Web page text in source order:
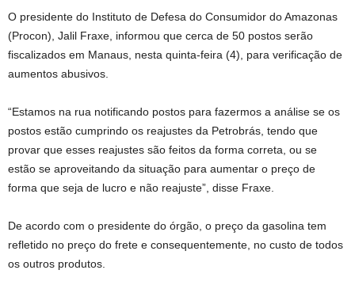
O presidente do Instituto de Defesa do Consumidor do Amazonas
(Procon), Jalil Fraxe, informou que cerca de 50 postos serão
fiscalizados em Manaus, nesta quinta-feira (4), para verificação de
aumentos abusivos.
“Estamos na rua notificando postos para fazermos a análise se os
postos estão cumprindo os reajustes da Petrobrás, tendo que
provar que esses reajustes são feitos da forma correta, ou se
estão se aproveitando da situação para aumentar o preço de
forma que seja de lucro e não reajuste”, disse Fraxe.
De acordo com o presidente do órgão, o preço da gasolina tem
refletido no preço do frete e consequentemente, no custo de todos
os outros produtos.